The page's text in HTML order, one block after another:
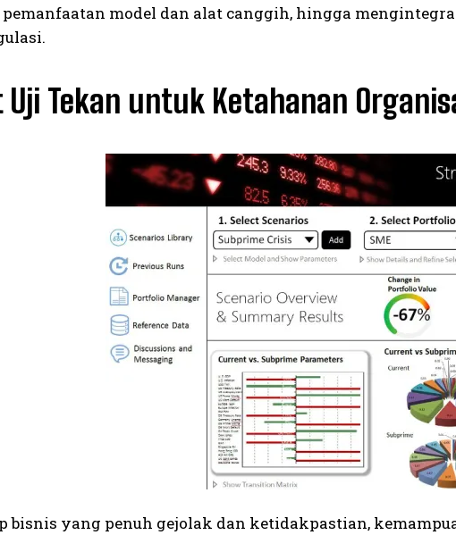
model dan alat canggih, hingga
Tekan untuk Ketahanan
bisnis yang penuh gejolak dan ketidakpastian,